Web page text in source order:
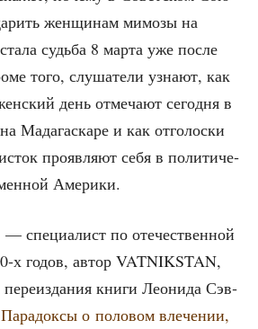
жен­щи­нам мимо­зы на
судь­ба 8 мар­та уже после
того, слу­ша­те­ли узна­ют, как
день отме­ча­ют сего­дня в
Мада­га­ска­ре и как отго­лос­ки
про­яв­ля­ют себя в поли­ти­че­
Америки.
спе­ци­а­лист по оте­че­ствен­ной
годов, автор VATNIKSTAN,
пере­из­да­ния кни­ги Лео­ни­да Сэв­
о поло­вом вле­че­нии,